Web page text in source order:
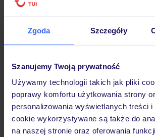
Zgoda Szczegóły
Szanujemy Twoją prywatność
Używamy technologii takich jak pliki
poprawy komfortu użytkowania strony
personalizowania wyświetlanych treści
cookie wykorzystywane są także do
na naszej stronie oraz oferowania
Dane
Sprawdź szczegóły
wariantów ochrony »
Dlaczego warto wybrać